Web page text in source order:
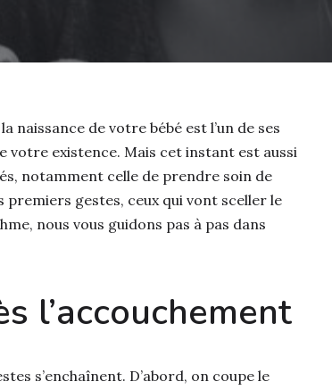
naissance de votre bébé est l’un de ses
votre existence. Mais cet instant est aussi
notamment celle de prendre soin de
premiers gestes, ceux qui vont sceller le
nous vous guidons pas à pas dans
l’accouchement
s’enchaînent. D’abord, on coupe le